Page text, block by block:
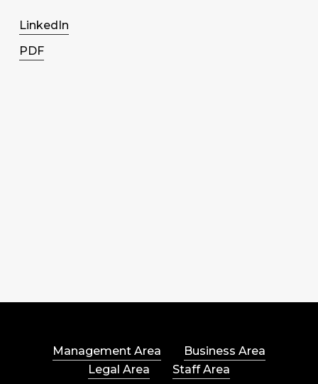
LinkedIn
PDF
Management Area
Business Area
Legal Area
Staff Area